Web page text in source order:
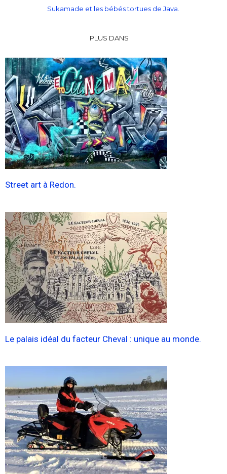
Sukamade et les bébés tortues de Java.
PLUS DANS
Street art à Redon.
Le palais idéal du facteur Cheval : unique au monde.